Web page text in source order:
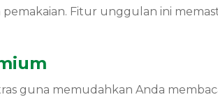
Fitur unggulan ini
guna memudahkan Anda